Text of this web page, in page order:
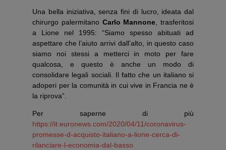
Una bella iniziativa, senza fini di lucro, ideata dal
chirurgo palermitano Carlo Mannone , trasferitosi
a Lione nel 1995: “Siamo spesso abituati ad
aspettare che l’aiuto arrivi dall’alto, in questo caso
siamo noi stessi a metterci in moto per fare
qualcosa, e questo è anche un modo di
consolidare legali sociali. Il fatto che un italiano si
adoperi per la comunità in cui vive in Francia ne è
la riprova”.
Per saperne di più
https://it.euronews.com/2020/04/11/coronavirus-
promesse-d-acquisto-italiano-a-lione-cerca-di-
rilanciare-l-economia-dal-basso